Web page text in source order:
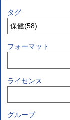
タグ
フォーマット
ライセンス
グループ